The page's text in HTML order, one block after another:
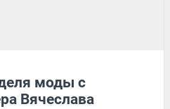
моды с
Вячеслава